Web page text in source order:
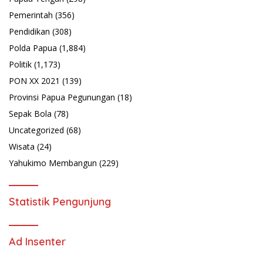
Pemerintah (356)
Pendidikan (308)
Polda Papua (1,884)
Politik (1,173)
PON XX 2021 (139)
Provinsi Papua Pegunungan (18)
Sepak Bola (78)
Uncategorized (68)
Wisata (24)
Yahukimo Membangun (229)
Statistik Pengunjung
Ad Insenter